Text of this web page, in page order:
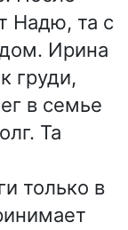
Надю, та с
Ирина
груди,
в семье
Та
только в